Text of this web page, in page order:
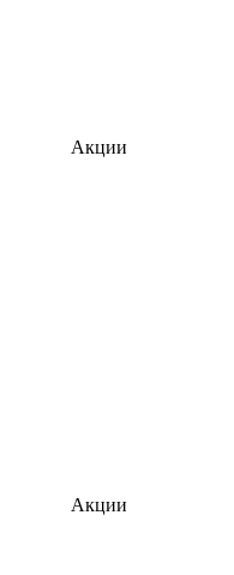
Акции
Акции